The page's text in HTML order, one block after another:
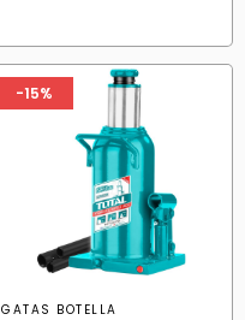
-15%
GATAS BOTELLA